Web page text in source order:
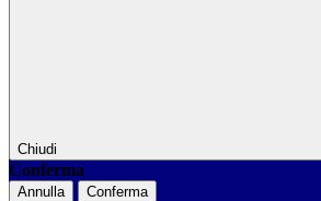
Chiudi
Conferma
Annulla Conferma